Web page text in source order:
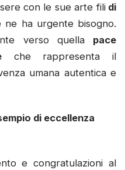
con le sue arte filidi
ne ha urgente bisogno.
verso quella pace
che rappresenta il
umana autentica e
di eccellenza
e congratulazioni al